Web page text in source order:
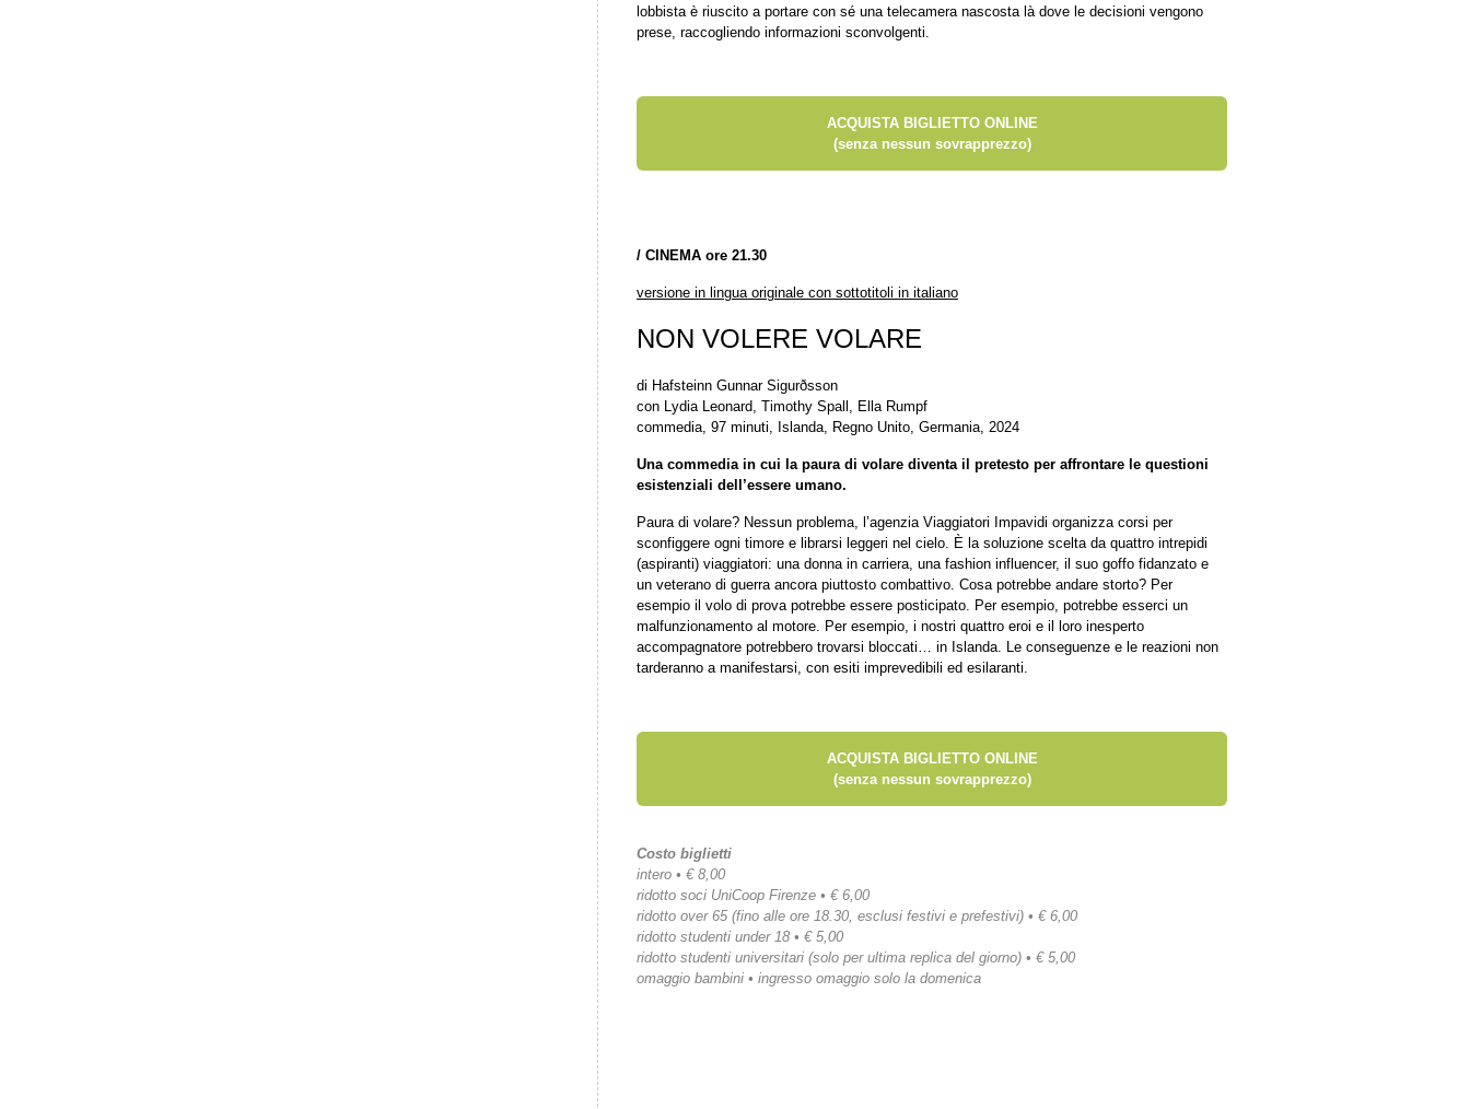
lobbista è riuscito a portare con sé una telecamera nascosta là dove le decisioni vengono
prese, raccogliendo informazioni sconvolgenti.
ACQUISTA BIGLIETTO ONLINE
(senza nessun sovrapprezzo)
/ CINEMA ore 21.30
versione in lingua originale con sottotitoli in italiano
NON VOLERE VOLARE
di Hafsteinn Gunnar Sigurðsson
con Lydia Leonard, Timothy Spall, Ella Rumpf
commedia, 97 minuti, Islanda, Regno Unito, Germania, 2024
Una commedia in cui la paura di volare diventa il pretesto per affrontare le questioni
esistenziali dell’essere umano.
Paura di volare? Nessun problema, l’agenzia Viaggiatori Impavidi organizza corsi per
sconfiggere ogni timore e librarsi leggeri nel cielo. È la soluzione scelta da quattro intrepidi
(aspiranti) viaggiatori: una donna in carriera, una fashion influencer, il suo goffo fidanzato e
un veterano di guerra ancora piuttosto combattivo. Cosa potrebbe andare storto? Per
esempio il volo di prova potrebbe essere posticipato. Per esempio, potrebbe esserci un
malfunzionamento al motore. Per esempio, i nostri quattro eroi e il loro inesperto
accompagnatore potrebbero trovarsi bloccati… in Islanda. Le conseguenze e le reazioni non
tarderanno a manifestarsi, con esiti imprevedibili ed esilaranti.
ACQUISTA BIGLIETTO ONLINE
(senza nessun sovrapprezzo)
Costo biglietti
intero • € 8,00
ridotto soci UniCoop Firenze • € 6,00
ridotto over 65 (fino alle ore 18.30, esclusi festivi e prefestivi) • € 6,00
ridotto studenti under 18 • € 5,00
ridotto studenti universitari (solo per ultima replica del giorno) • € 5,00
omaggio bambini • ingresso omaggio solo la domenica